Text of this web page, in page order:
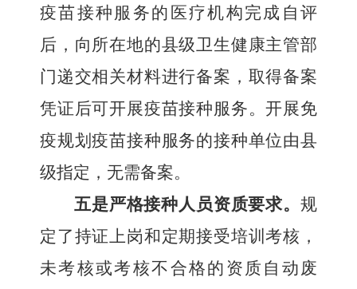
疫苗接种服务的医疗机构完成自评
后，向所在地的县级卫生健康主管部
门递交相关材料进行备案，取得备案
凭证后可开展疫苗接种服务。开展免
疫规划疫苗接种服务的接种单位由县
级指定，无需备案。
五是严格接种人员资质要求。规
定了持证上岗和定期接受培训考核，
未考核或考核不合格的资质自动废